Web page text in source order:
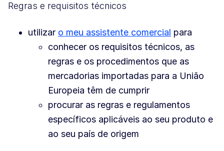
Regras e requisitos técnicos
utilizar o meu assistente comercial para
conhecer os requisitos técnicos, as
regras e os procedimentos que as
mercadorias importadas para a União
Europeia têm de cumprir
procurar as regras e regulamentos
específicos aplicáveis ao seu produto e
ao seu país de origem